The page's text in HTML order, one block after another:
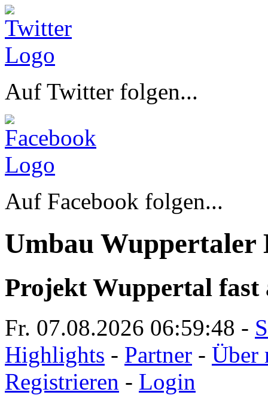
Auf Twitter folgen...
Auf Facebook folgen...
Umbau Wuppertaler
Projekt Wuppertal fast
Fr. 07.08.2026 06:59:48 -
Highlights - Partner - Über
Registrieren - Login